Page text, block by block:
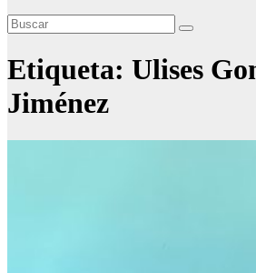
Etiqueta: Ulises
Jiménez